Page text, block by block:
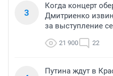
3
Когда концерт
Дмитриенко
за выступление
21 900 22
Путина ждут в